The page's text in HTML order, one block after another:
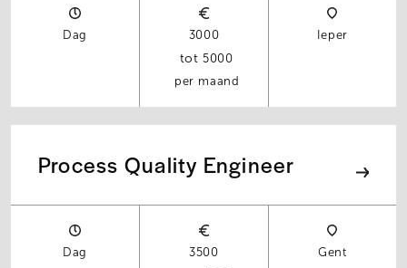
Dag
3000
5000
per maand
Ieper
Process Quality Engineer
Dag
3500
Gent